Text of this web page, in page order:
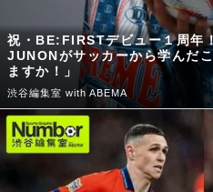
祝・BE:FIRSTデビュー１周年
JUNONがサッカーから学んだ
ますか！」
渋谷編集室 with ABEMA